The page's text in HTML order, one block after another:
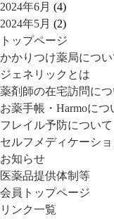
2024年6月 (4)
2024年5月 (2)
トップページ
かかりつけ薬局につい
ジェネリックとは
薬剤師の在宅訪問につ
お薬手帳・Harmoにつ
フレイル予防について
セルフメディケーシ
お知らせ
医薬品提供体制等
会員トップページ
リンク一覧